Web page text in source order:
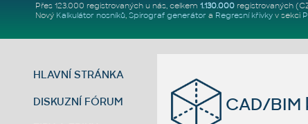
Přes 123.000 registrovaných u nás, celkem 1.130.000registrovaných
Nový Kalkulátor nosníků, Spirograf generátor a Regresní křivkyv sekci
HLAVNÍ STRÁNKA
DISKUZNÍ FÓRUM CAD/